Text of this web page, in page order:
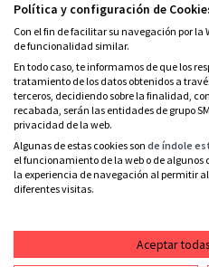
©
Política
Política
Política y configuración de
Con el fin de facilitar su navegación por la
de funcionalidad similar.
En todo caso, te informamos de que los
tratamiento de los datos obtenidos a
terceros, decidiendo sobre la finalidad,
recabada, serán las entidades de grupo
privacidad de la web.
Algunas de estas cookies son de índole
el funcionamiento de la web o de
la experiencia de navegación al permitir
diferentes visitas.
Aceptar